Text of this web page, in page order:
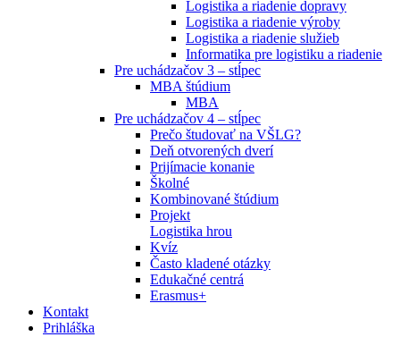
Logistika a riadenie dopravy
Logistika a riadenie výroby
Logistika a riadenie služieb
Informatika pre logistiku a riadenie
Pre uchádzačov 3 – stĺpec
MBA štúdium
MBA
Pre uchádzačov 4 – stĺpec
Prečo študovať na VŠLG?
Deň otvorených dverí
Prijímacie konanie
Školné
Kombinované štúdium
Projekt
Logistika hrou
Kvíz
Často kladené otázky
Edukačné centrá
Erasmus+
Kontakt
Prihláška